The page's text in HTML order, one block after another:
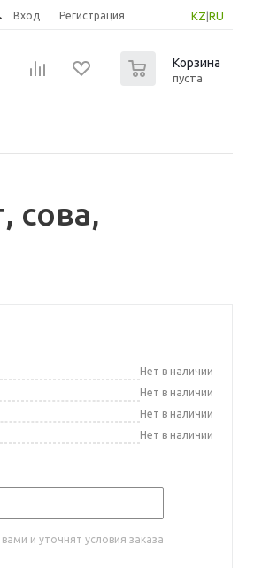
KZ RU
Вход Регистрация
Корзина
пуста
сова,
Нет в наличии
Нет в наличии
Нет в наличии
Нет в наличии
и уточнят условия заказа